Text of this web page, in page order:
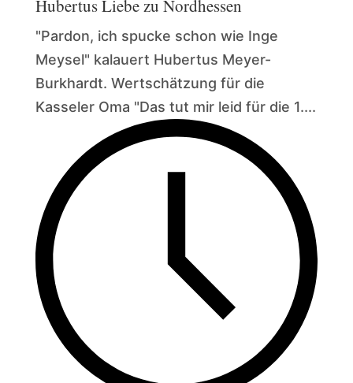
Hubertus Liebe zu Nordhessen
"Pardon, ich spucke schon wie Inge
Meysel" kalauert Hubertus Meyer-
Burkhardt. Wertschätzung für die
Kasseler Oma "Das tut mir leid für die 1....